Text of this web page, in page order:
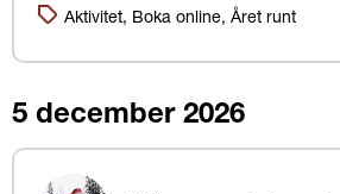
Kategorier:
Aktivitet, Boka online, Året runt
5 december 2026